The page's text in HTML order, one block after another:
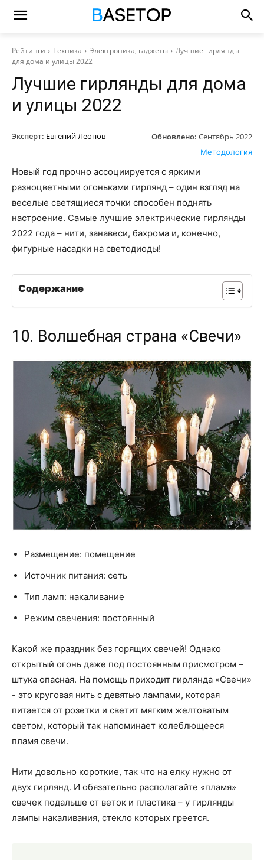
Рейтинги Техника Электроника, гаджеты
Лучшие гирлянды
для дома и улицы 2022
Лучшие гирлянды для дома
и улицы 2022
Эксперт: Евгений Леонов Обновлено: Сентябрь 2022
Методология
Новый год прочно ассоциируется с яркими
разноцветными огоньками гирлянд – один взгляд на
веселые светящиеся точки способен поднять
настроение. Самые лучшие электрические гирлянды
2022 года – нити, занавеси, бахрома и, конечно,
фигурные насадки на светодиоды!
Содержание
10. Волшебная страна «Свечи»
Размещение: помещение
Источник питания: сеть
Тип ламп: накаливание
Режим свечения: постоянный
Какой же праздник без горящих свечей! Однако
открытый огонь даже под постоянным присмотром –
штука опасная. На помощь приходит гирлянда «Свечи»
- это круговая нить с девятью лампами, которая
питается от розетки и светит мягким желтоватым
светом, который так напоминает колеблющееся
пламя свечи.
Нити довольно короткие, так что на елку нужно от
двух гирлянд. И обязательно располагайте «пламя»
свечек подальше от веток и пластика – у гирлянды
лампы накаливания, стекло которых греется.